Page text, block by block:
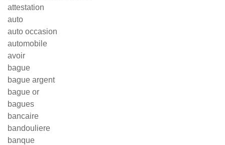
attestation
auto
auto occasion
automobile
avoir
bague
bague argent
bague or
bagues
bancaire
bandouliere
banque